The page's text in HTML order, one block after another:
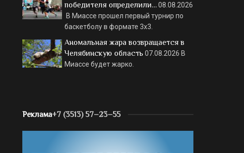
победителя определили…08.08.2026
В Миассе прошел первый турнир по
баскетболу в формате 3х3.
Аномальная жара возвращается в
Челябинскую область 07.08.2026 В
Миассе будет жарко.
Реклама+7 (3513) 57–23–55